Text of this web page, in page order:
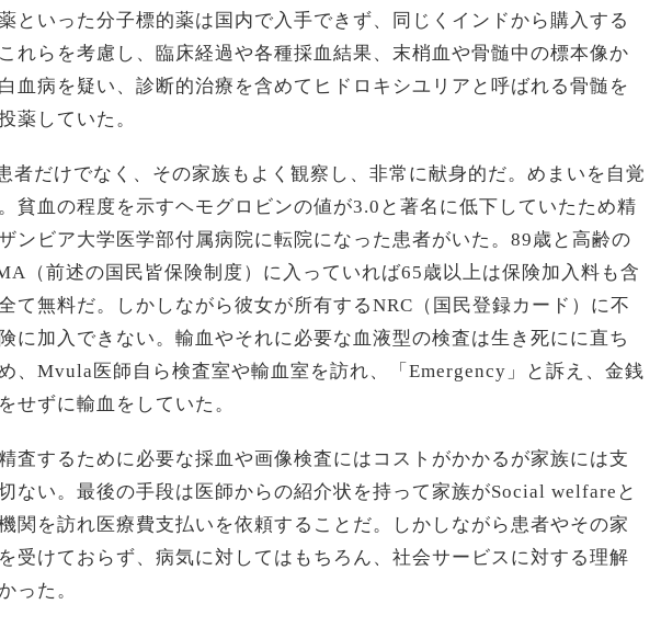
といった分子標的薬は国内で入手できず、同じくインドから購入する
れらを考慮し、臨床経過や各種採血結果、末梢血や骨髄中の標本像か
血病を疑い、診断的治療を含めてヒドロキシユリアと呼ばれる骨髄を
薬していた。
者だけでなく、その家族もよく観察し、非常に献身的だ。めまいを自覚
貧血の程度を示すヘモグロビンの値が3.0と著名に低下していたため精
ンビア大学医学部付属病院に転院になった患者がいた。89歳と高齢の
（前述の国民皆保険制度）に入っていれば65歳以上は保険加入料も含
て無料だ。しかしながら彼女が所有するNRC（国民登録カード）に不
に加入できない。輸血やそれに必要な血液型の検査は生き死にに直ち
、Mvula医師自ら検査室や輸血室を訪れ、「Emergency」と訴え、金銭
せずに輸血をしていた。
査するために必要な採血や画像検査にはコストがかかるが家族には支
ない。最後の手段は医師からの紹介状を持って家族がSocial welfareと
関を訪れ医療費支払いを依頼することだ。しかしながら患者やその家
受けておらず、病気に対してはもちろん、社会サービスに対する理解
った。